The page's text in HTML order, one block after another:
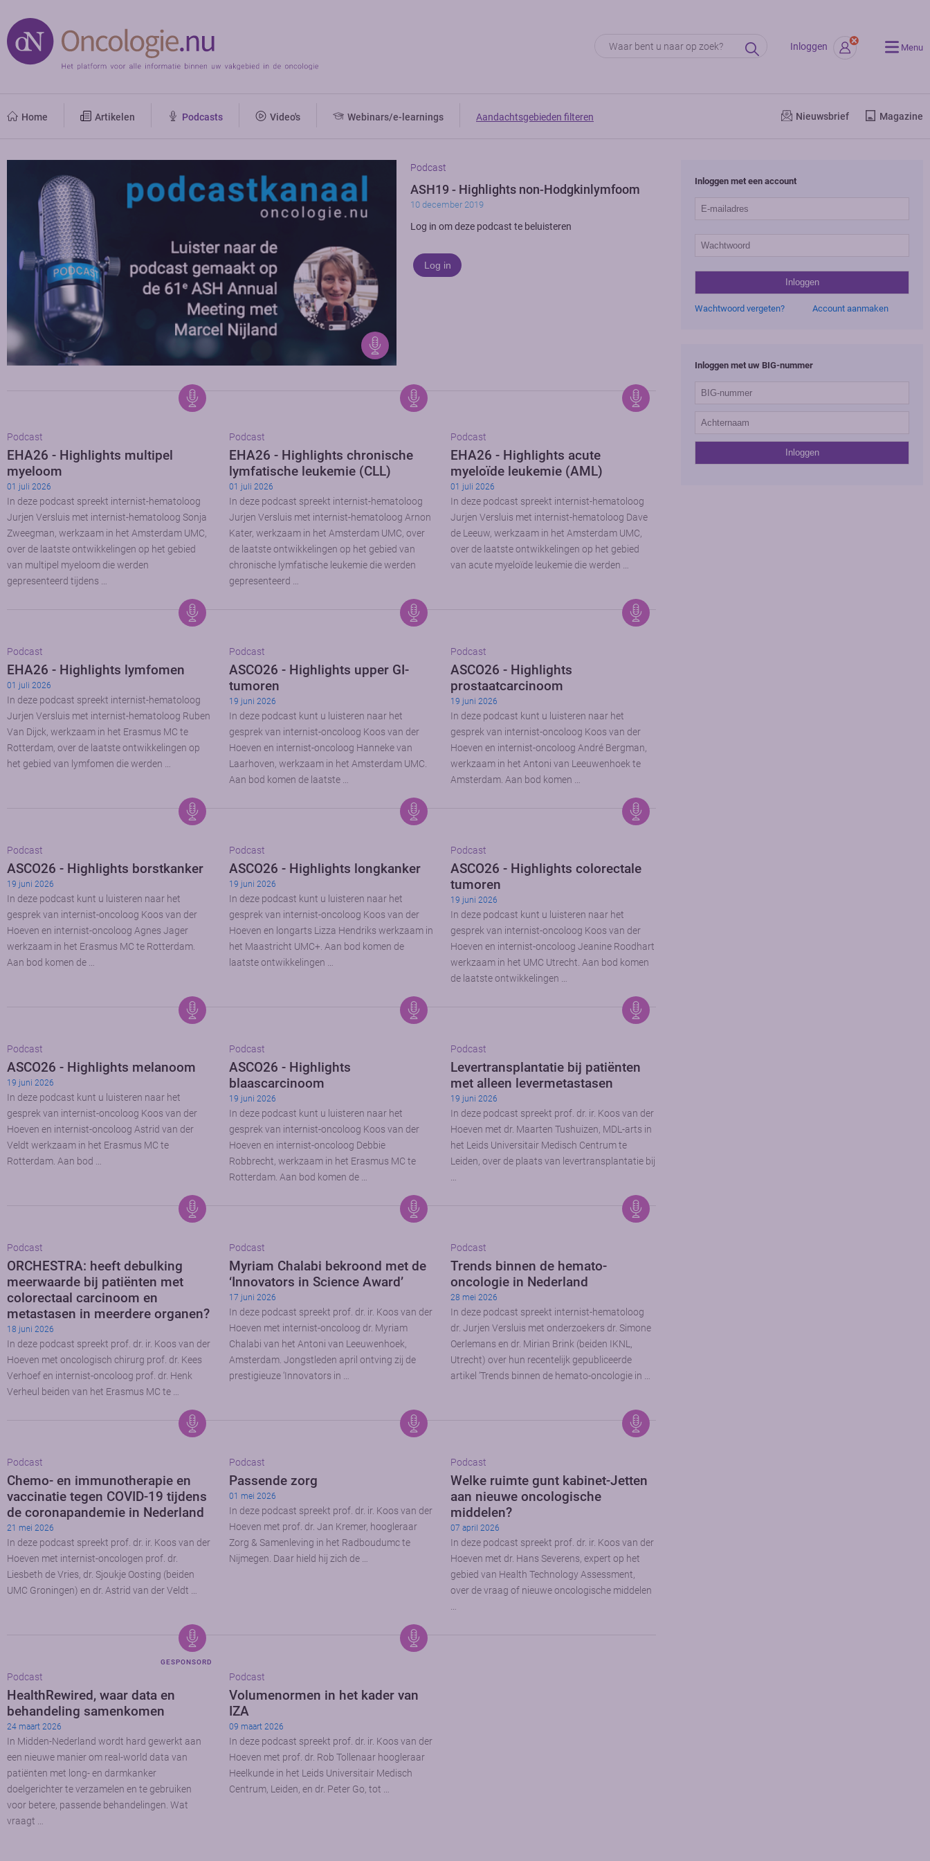
Inloggen Menu
Home Artikelen Podcasts Video's Webinars/e-learnings Aandachtsgebieden filteren Nieuwsbrief Magazine
Podcast
ASH19 - Highlights non-Hodgkinlymfoom
10 december 2019
Log in om deze podcast te beluisteren
Log in
Podcast
EHA26 - Highlights multipel
myeloom
01 juli 2026
In deze podcast spreekt internist-hematoloog
Jurjen Versluis met internist-hematoloog Sonja
Zweegman, werkzaam in het Amsterdam UMC,
over de laatste ontwikkelingen op het gebied
van multipel myeloom die werden
gepresenteerd tijdens …
Podcast
EHA26 - Highlights chronische
lymfatische leukemie (CLL)
01 juli 2026
In deze podcast spreekt internist-hematoloog
Jurjen Versluis met internist-hematoloog Arnon
Kater, werkzaam in het Amsterdam UMC, over
de laatste ontwikkelingen op het gebied van
chronische lymfatische leukemie die werden
gepresenteerd …
Podcast
EHA26 - Highlights acute
myeloïde leukemie (AML)
01 juli 2026
In deze podcast spreekt internist-hematoloog
Jurjen Versluis met internist-hematoloog Dave
de Leeuw, werkzaam in het Amsterdam UMC,
over de laatste ontwikkelingen op het gebied
van acute myeloïde leukemie die werden …
Podcast
EHA26 - Highlights lymfomen
01 juli 2026
In deze podcast spreekt internist-hematoloog
Jurjen Versluis met internist-hematoloog Ruben
Van Dijck, werkzaam in het Erasmus MC te
Rotterdam, over de laatste ontwikkelingen op
het gebied van lymfomen die werden …
Podcast
ASCO26 - Highlights upper GI-
tumoren
19 juni 2026
In deze podcast kunt u luisteren naar het
gesprek van internist-oncoloog Koos van der
Hoeven en internist-oncoloog Hanneke van
Laarhoven, werkzaam in het Amsterdam UMC.
Aan bod komen de laatste …
Podcast
ASCO26 - Highlights
prostaatcarcinoom
19 juni 2026
In deze podcast kunt u luisteren naar het
gesprek van internist-oncoloog Koos van der
Hoeven en internist-oncoloog André Bergman,
werkzaam in het Antoni van Leeuwenhoek te
Amsterdam. Aan bod komen …
Podcast
ASCO26 - Highlights borstkanker
19 juni 2026
In deze podcast kunt u luisteren naar het
gesprek van internist-oncoloog Koos van der
Hoeven en internist-oncoloog Agnes Jager
werkzaam in het Erasmus MC te Rotterdam.
Aan bod komen de …
Podcast
ASCO26 - Highlights longkanker
19 juni 2026
In deze podcast kunt u luisteren naar het
gesprek van internist-oncoloog Koos van der
Hoeven en longarts Lizza Hendriks werkzaam in
het Maastricht UMC+. Aan bod komen de
laatste ontwikkelingen …
Podcast
ASCO26 - Highlights colorectale
tumoren
19 juni 2026
In deze podcast kunt u luisteren naar het
gesprek van internist-oncoloog Koos van der
Hoeven en internist-oncoloog Jeanine Roodhart
werkzaam in het UMC Utrecht. Aan bod komen
de laatste ontwikkelingen …
Podcast
ASCO26 - Highlights melanoom
19 juni 2026
In deze podcast kunt u luisteren naar het
gesprek van internist-oncoloog Koos van der
Hoeven en internist-oncoloog Astrid van der
Veldt werkzaam in het Erasmus MC te
Rotterdam. Aan bod …
Podcast
ASCO26 - Highlights
blaascarcinoom
19 juni 2026
In deze podcast kunt u luisteren naar het
gesprek van internist-oncoloog Koos van der
Hoeven en internist-oncoloog Debbie
Robbrecht, werkzaam in het Erasmus MC te
Rotterdam. Aan bod komen de …
Podcast
Levertransplantatie bij patiënten
met alleen levermetastasen
19 juni 2026
In deze podcast spreekt prof. dr. ir. Koos van der
Hoeven met dr. Maarten Tushuizen, MDL-arts in
het Leids Universitair Medisch Centrum te
Leiden, over de plaats van levertransplantatie bij
…
Podcast
ORCHESTRA: heeft debulking
meerwaarde bij patiënten met
colorectaal carcinoom en
metastasen in meerdere organen?
18 juni 2026
In deze podcast spreekt prof. dr. ir. Koos van der
Hoeven met oncologisch chirurg prof. dr. Kees
Verhoef en internist-oncoloog prof. dr. Henk
Verheul beiden van het Erasmus MC te …
Podcast
Myriam Chalabi bekroond met de
‘Innovators in Science Award’
17 juni 2026
In deze podcast spreekt prof. dr. ir. Koos van der
Hoeven met internist-oncoloog dr. Myriam
Chalabi van het Antoni van Leeuwenhoek,
Amsterdam. Jongstleden april ontving zij de
prestigieuze ‘Innovators in …
Podcast
Trends binnen de hemato-
oncologie in Nederland
28 mei 2026
In deze podcast spreekt internist-hematoloog
dr. Jurjen Versluis met onderzoekers dr. Simone
Oerlemans en dr. Mirian Brink (beiden IKNL,
Utrecht) over hun recentelijk gepubliceerde
artikel ‘Trends binnen de hemato-oncologie in …
Podcast
Chemo- en immunotherapie en
vaccinatie tegen COVID-19 tijdens
de coronapandemie in Nederland
21 mei 2026
In deze podcast spreekt prof. dr. ir. Koos van der
Hoeven met internist-oncologen prof. dr.
Liesbeth de Vries, dr. Sjoukje Oosting (beiden
UMC Groningen) en dr. Astrid van der Veldt …
Podcast
Passende zorg
01 mei 2026
In deze podcast spreekt prof. dr. ir. Koos van der
Hoeven met prof. dr. Jan Kremer, hoogleraar
Zorg & Samenleving in het Radboudumc te
Nijmegen. Daar hield hij zich de …
Podcast
Welke ruimte gunt kabinet-Jetten
aan nieuwe oncologische
middelen?
07 april 2026
In deze podcast spreekt prof. dr. ir. Koos van der
Hoeven met dr. Hans Severens, expert op het
gebied van Health Technology Assessment,
over de vraag of nieuwe oncologische middelen
…
GESPONSORD
Podcast
HealthRewired, waar data en
behandeling samenkomen
24 maart 2026
In Midden-Nederland wordt hard gewerkt aan
een nieuwe manier om real-world data van
patiënten met long- en darmkanker
doelgerichter te verzamelen en te gebruiken
voor betere, passende behandelingen. Wat
vraagt …
Podcast
Volumenormen in het kader van
IZA
09 maart 2026
In deze podcast spreekt prof. dr. ir. Koos van der
Hoeven met prof. dr. Rob Tollenaar hoogleraar
Heelkunde in het Leids Universitair Medisch
Centrum, Leiden, en dr. Peter Go, tot …
Inloggen met een account
Wachtwoord vergeten? Account aanmaken
Inloggen met uw BIG-nummer